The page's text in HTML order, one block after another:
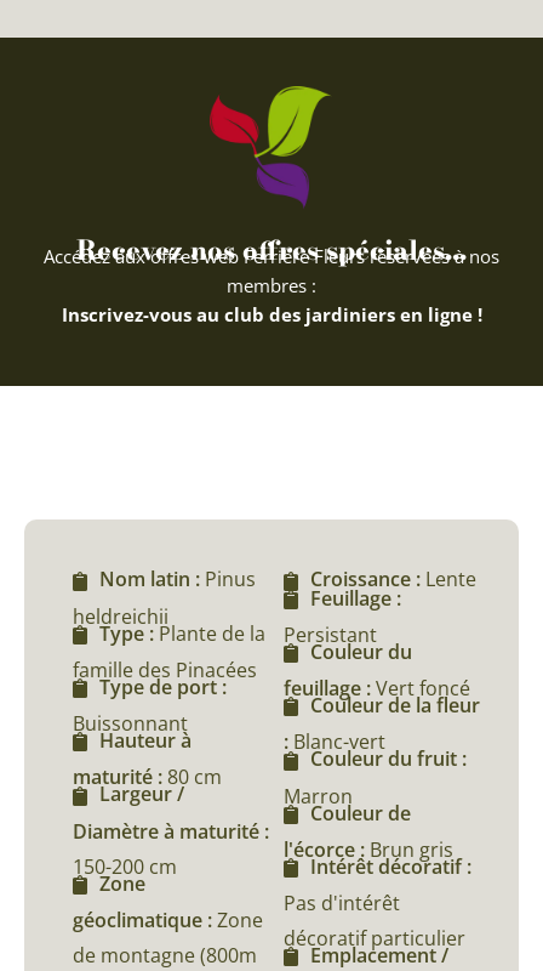
Recevez nos offres spéciales...
Accédez aux offres web Ferriere Fleurs réservées à nos
membres :
Inscrivez-vous au club des jardiniers en ligne !
Nom latin : Pinus
heldreichii
Type : Plante de la
famille des Pinacées
Type de port :
Buissonnant
Hauteur à
maturité :80 cm
Largeur /
Diamètre à maturité :
150-200 cm
Zone
géoclimatique :Zone
de montagne (800m
Croissance : Lente
Feuillage :
Persistant
Couleur du
feuillage :Vert foncé
Couleur de la fleur
: Blanc-vert
Couleur du fruit :
Marron
Couleur de
l'écorce : Brun gris
Intérêt décoratif :
Pas d'intérêt
décoratif particulier
Emplacement /